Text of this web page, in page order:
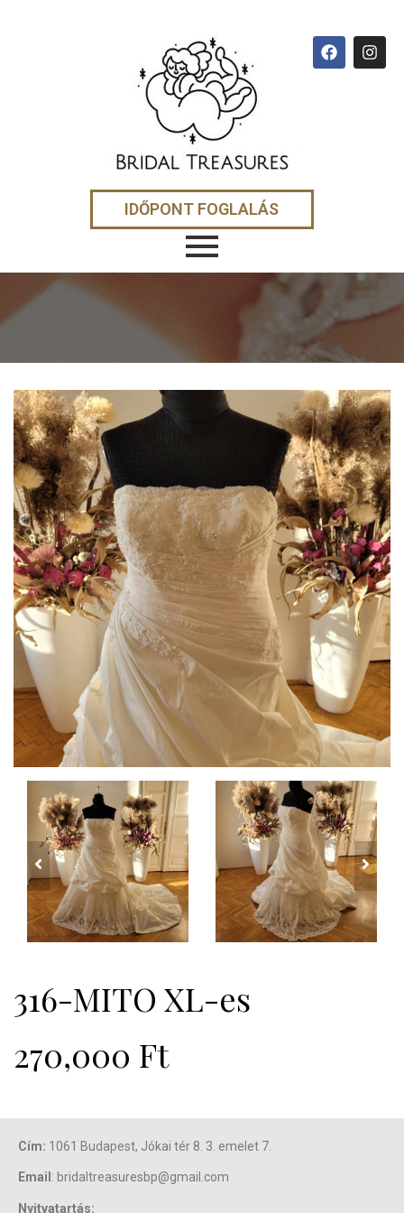
IDŐPONT FOGLALÁS
prev next
316-MITO XL-es
270,000 Ft
Cím: 1061 Budapest, Jókai tér 8. 3. emelet 7.
Email : bridaltreasuresbp@gmail.com
Nyitvatartás: